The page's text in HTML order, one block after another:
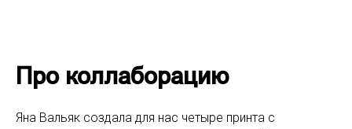
Про коллаборацию
Яна Вальяк создала для нас четыре принта с